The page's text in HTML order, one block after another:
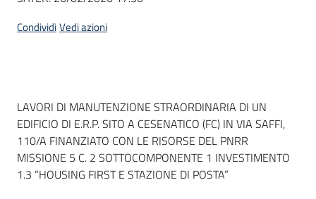
CondividiVedi azioni
Dati del bando
LAVORI DI MANUTENZIONE STRAORDINARIA DI UN
EDIFICIO DI E.R.P. SITO A CESENATICO (FC) IN VIA SAFFI,
110/A FINANZIATO CON LE RISORSE DEL PNRR
MISSIONE 5 C. 2 SOTTOCOMPONENTE 1 INVESTIMENTO
1.3 “HOUSING FIRST E STAZIONE DI POSTA”